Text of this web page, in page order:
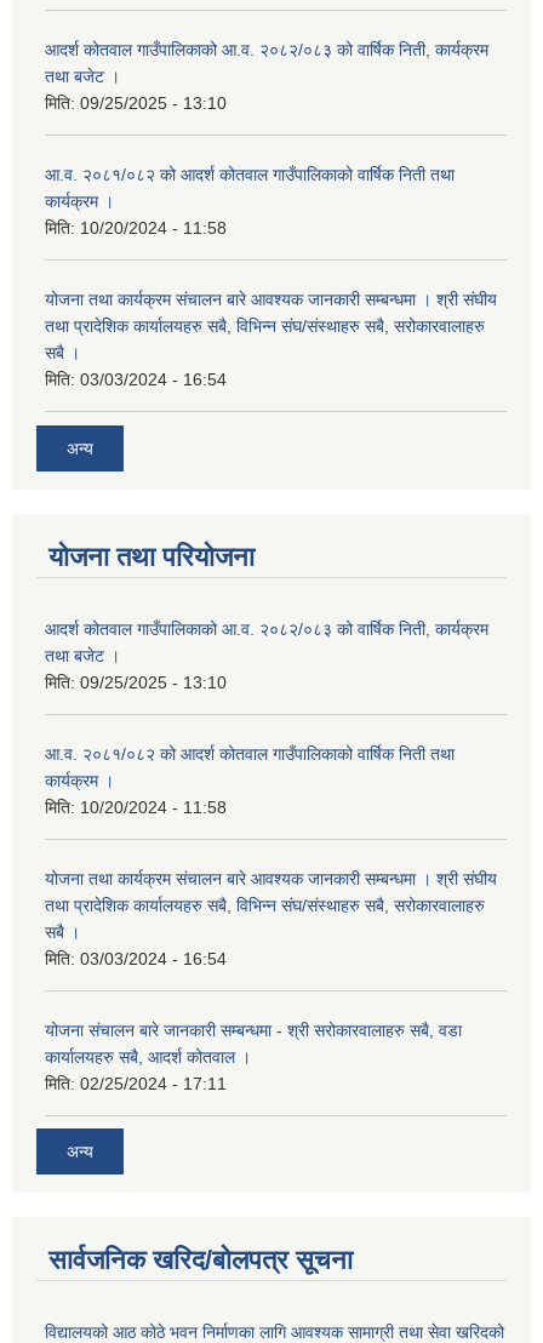
आदर्श कोतवाल गाउँपालिकाको आ.व. २०८२/०८३ को वार्षिक निती, कार्यक्रम
तथा बजेट ।
मिति: 09/25/2025 - 13:10
आ.व. २०८१/०८२ को आदर्श कोतवाल गाउँपालिकाको वार्षिक निती तथा
कार्यक्रम ।
मिति: 10/20/2024 - 11:58
योजना तथा कार्यक्रम संचालन बारे आवश्यक जानकारी सम्बन्धमा । श्री संघीय
तथा प्रादेशिक कार्यालयहरु सबै, विभिन्‍न संघ/संस्थाहरु सबै, सरोकारवालाहरु
सबै ।
मिति: 03/03/2024 - 16:54
अन्य
योजना तथा परियोजना
आदर्श कोतवाल गाउँपालिकाको आ.व. २०८२/०८३ को वार्षिक निती, कार्यक्रम
तथा बजेट ।
मिति: 09/25/2025 - 13:10
आ.व. २०८१/०८२ को आदर्श कोतवाल गाउँपालिकाको वार्षिक निती तथा
कार्यक्रम ।
मिति: 10/20/2024 - 11:58
योजना तथा कार्यक्रम संचालन बारे आवश्यक जानकारी सम्बन्धमा । श्री संघीय
तथा प्रादेशिक कार्यालयहरु सबै, विभिन्‍न संघ/संस्थाहरु सबै, सरोकारवालाहरु
सबै ।
मिति: 03/03/2024 - 16:54
योजना संचालन बारे जानकारी सम्बन्धमा - श्री सरोकारवालाहरु सबै, वडा
कार्यालयहरु सबै, आदर्श कोतवाल ।
मिति: 02/25/2024 - 17:11
अन्य
सार्वजनिक खरिद/बोलपत्र सूचना
विद्यालयको आठ कोठे भवन निर्माणका लागि आवश्यक सामाग्री तथा सेवा खरिदको